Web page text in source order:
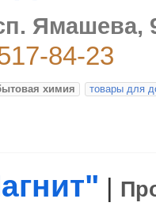
Ямашева,
84-23
химия товары для